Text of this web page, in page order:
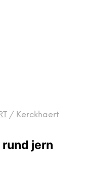
/ Kerckhaert
jern